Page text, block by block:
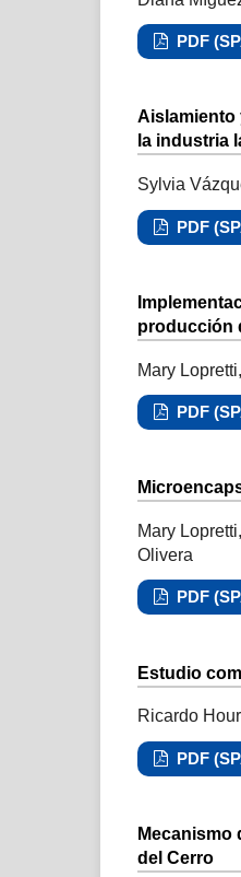
PDF
Aislamiento
la industria
Sylvia
PDF
producción
Mary
PDF
Mary
Olivera
PDF
Estudio
Ricardo
PDF
Mecanismo
del Cerro